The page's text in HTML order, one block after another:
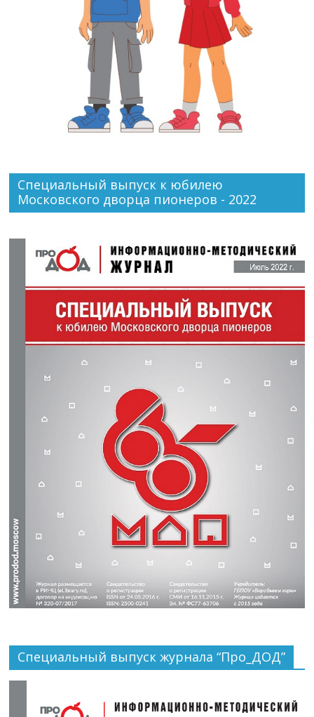
Специальный выпуск к юбилею
Московского дворца пионеров - 2022
Специальный выпуск журнала “Про_ДОД”